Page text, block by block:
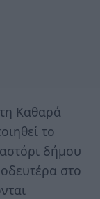
Καθαρά
το
δήμου
στο